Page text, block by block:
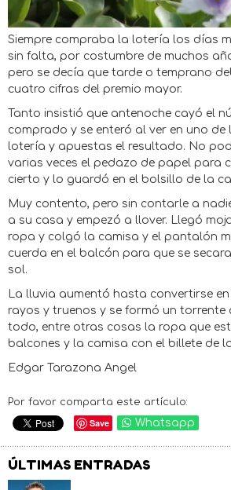
Siempre compraba la lotería los días
sin falta, por costumbre de muchos
pero se decía que tarde o temprano
cuatro cifras del premio mayor.
Tanto insistió que antenoche cayó el
comprado y se enteró al ver en uno de
lotería y apuestas el resultado. No
varias veces el pedazo de papel para
cierto y lo guardó en el bolsillo de la
Muy contento, pero sin contarle a
a su casa y empezó a llover. Llegó
ropa y colgó la camisa y el pantalón
cuerda en el balcón para que se
sol.
La lluvia aumentó hasta convertirse
rayos y truenos y se formó un torrente
todo, entre otras cosas la ropa que
balcones y la camisa con el billete de
Edgar Tarazona Angel
Por favor comparta este artículo:
Save Whatsapp
ÚLTIMAS ENTRADAS